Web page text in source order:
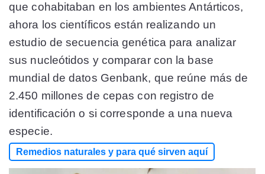
que cohabitaban en los ambientes Antárticos,
ahora los científicos están realizando un
estudio de secuencia genética para analizar
sus nucleótidos y comparar con la base
mundial de datos Genbank, que reúne más de
2.450 millones de cepas con registro de
identificación o si corresponde a una nueva
especie.
Remedios naturales y para qué sirven aquí